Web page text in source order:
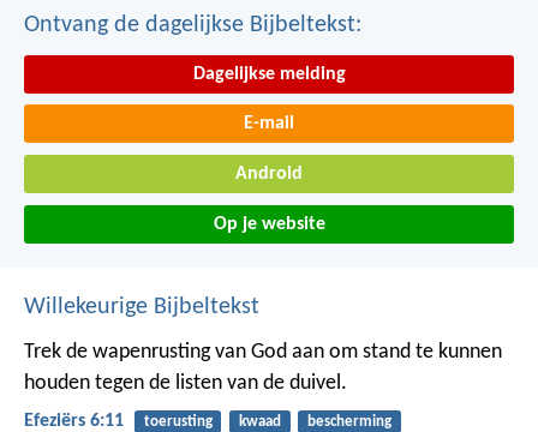
Ontvang de dagelijkse Bijbeltekst:
Dagelijkse melding
E-mail
Android
Op je website
Willekeurige Bijbeltekst
Trek de wapenrusting van God aan om stand te kunnen
houden tegen de listen van de duivel.
Efeziërs 6:11 toerusting kwaad bescherming